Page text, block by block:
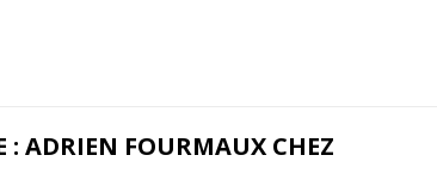
: ADRIEN FOURMAUX CHEZ